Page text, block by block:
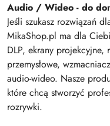
Audio / Wideo - do
Jeśli szukasz rozwiązań
MikaShop.pl ma dla
DLP, ekrany projekcyjne,
przemysłowe,
audio-wideo. Nasze
które chcą stworzyć
rozrywki.